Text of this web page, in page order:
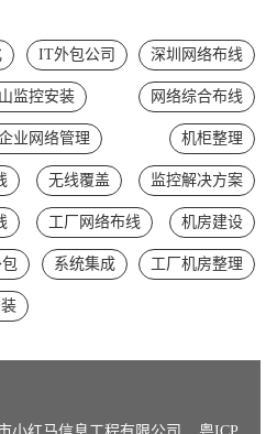
IT外包公司 深圳网络布线
监控安装 网络综合布线
业网络管理 机柜整理
无线覆盖 监控解决方案
工厂网络布线 机房建设
系统集成 工厂机房整理